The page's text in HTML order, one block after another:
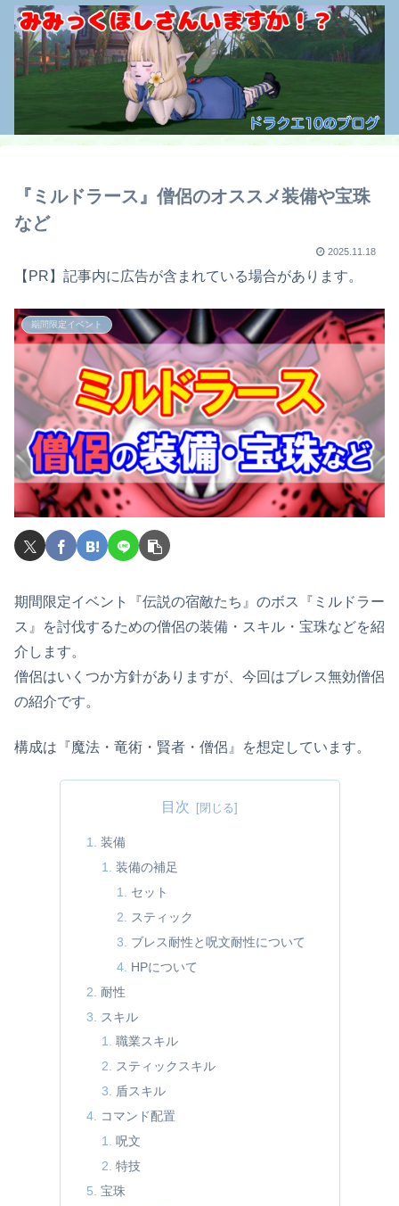
『ミルドラース』僧侶のオススメ装備や宝珠
など
2025.11.18
【PR】記事内に広告が含まれている場合があります。
期間限定イベント
期間限定イベント『伝説の宿敵たち』のボス『ミルドラー
ス』を討伐するための僧侶の装備・スキル・宝珠などを紹
介します。
僧侶はいくつか方針がありますが、今回はブレス無効僧侶
の紹介です。
構成は『魔法・竜術・賢者・僧侶』を想定しています。
目次
装備
装備の補足
セット
スティック
ブレス耐性と呪文耐性について
HPについて
耐性
スキル
職業スキル
スティックスキル
盾スキル
コマンド配置
呪文
特技
宝珠